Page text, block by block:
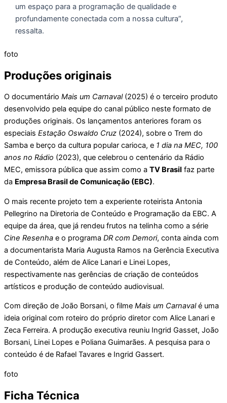
um espaço para a programação de qualidade e
profundamente conectada com a nossa cultura”,
ressalta.
foto
Produções originais
O documentário Mais um Carnaval(2025) é o terceiro produto
desenvolvido pela equipe do canal público neste formato de
produções originais. Os lançamentos anteriores foram os
especiais Estação Oswaldo Cruz (2024), sobre o Trem do
Samba e berço da cultura popular carioca, e 1 dia na MEC, 100
anos no Rádio (2023), que celebrou o centenário da Rádio
MEC, emissora pública que assim como a TV Brasil faz parte
da Empresa Brasil de Comunicação (EBC).
O mais recente projeto tem a experiente roteirista Antonia
Pellegrino na Diretoria de Conteúdo e Programação da EBC. A
equipe da área, que já rendeu frutos na telinha como a série
Cine Resenha e o programa DR com Demori, conta ainda com
a documentarista Maria Augusta Ramos na Gerência Executiva
de Conteúdo, além de Alice Lanari e Linei Lopes,
respectivamente nas gerências de criação de conteúdos
artísticos e produção de conteúdo audiovisual.
Com direção de João Borsani, o filme Mais um Carnavalé uma
ideia original com roteiro do próprio diretor com Alice Lanari e
Zeca Ferreira. A produção executiva reuniu Ingrid Gasset, João
Borsani, Linei Lopes e Poliana Guimarães. A pesquisa para o
conteúdo é de Rafael Tavares e Ingrid Gassert.
foto
Ficha Técnica